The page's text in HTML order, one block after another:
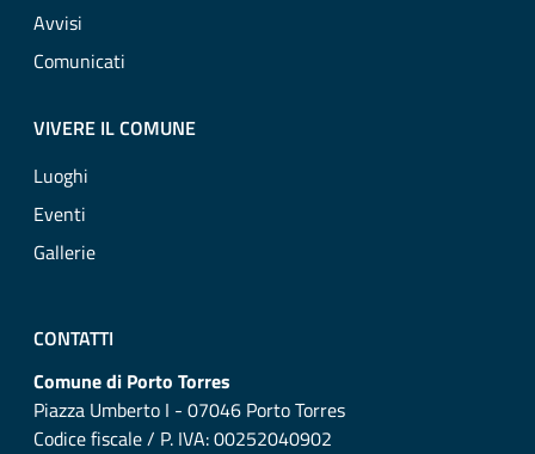
Avvisi
Comunicati
VIVERE IL COMUNE
Luoghi
Eventi
Gallerie
CONTATTI
Comune di Porto Torres
Piazza Umberto I - 07046 Porto Torres
Codice fiscale / P. IVA: 00252040902